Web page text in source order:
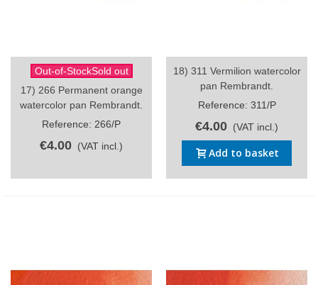
Out-of-StockSold out
17) 266 Permanent orange
watercolor pan Rembrandt.
Reference: 266/P
€4.00 (VAT incl.)
18) 311 Vermilion watercolor
pan Rembrandt.
Reference: 311/P
€4.00 (VAT incl.)
Add to basket